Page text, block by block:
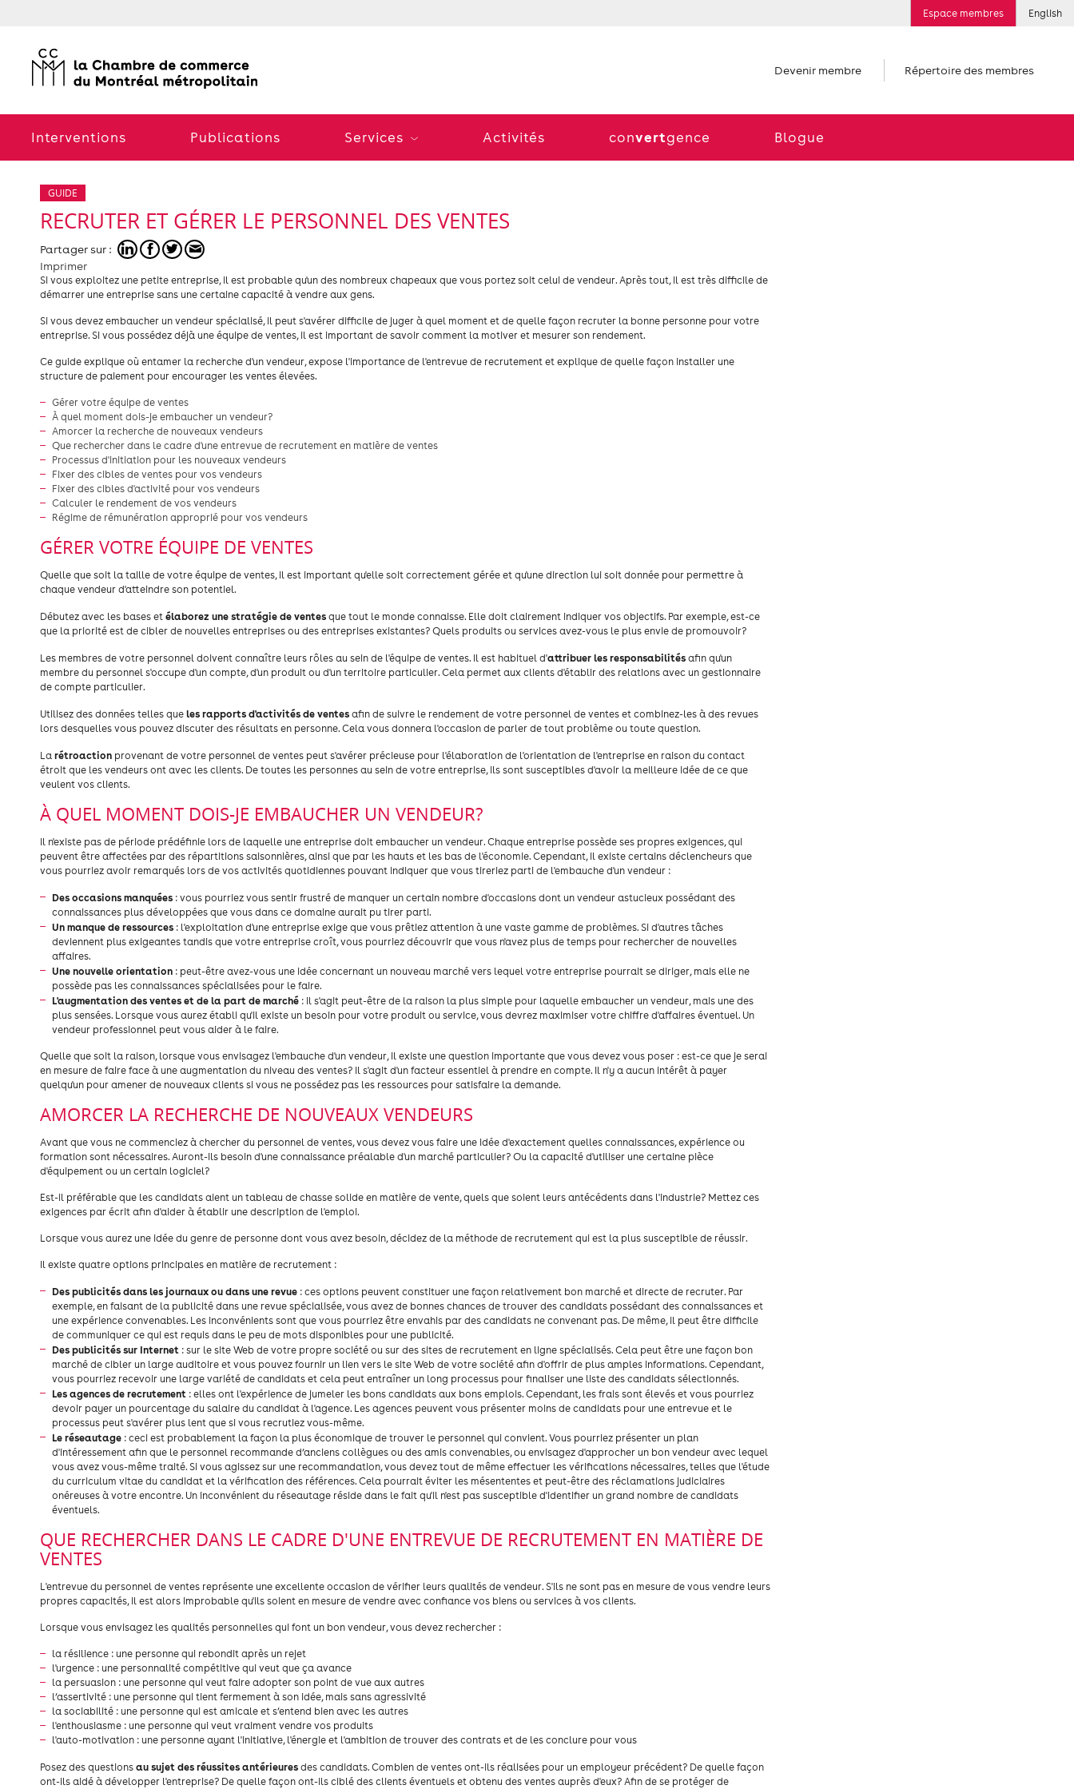
Espace membres English
Devenir membre Répertoire des membres
Interventions Publications Services Activités convertgence Blogue
GUIDE
RECRUTER ET GÉRER LE PERSONNEL DES VENTES
Partager sur :
Imprimer
Si vous exploitez une petite entreprise, il est probable qu'un des nombreux chapeaux que vous portez soit celui de vendeur. Après tout, il est très difficile de
démarrer une entreprise sans une certaine capacité à vendre aux gens.
Si vous devez embaucher un vendeur spécialisé, il peut s'avérer difficile de juger à quel moment et de quelle façon recruter la bonne personne pour votre
entreprise. Si vous possédez déjà une équipe de ventes, il est important de savoir comment la motiver et mesurer son rendement.
Ce guide explique où entamer la recherche d'un vendeur, expose l'importance de l'entrevue de recrutement et explique de quelle façon installer une
structure de paiement pour encourager les ventes élevées.
Gérer votre équipe de ventes
À quel moment dois-je embaucher un vendeur?
Amorcer la recherche de nouveaux vendeurs
Que rechercher dans le cadre d'une entrevue de recrutement en matière de ventes
Processus d'initiation pour les nouveaux vendeurs
Fixer des cibles de ventes pour vos vendeurs
Fixer des cibles d'activité pour vos vendeurs
Calculer le rendement de vos vendeurs
Régime de rémunération approprié pour vos vendeurs
GÉRER VOTRE ÉQUIPE DE VENTES
Quelle que soit la taille de votre équipe de ventes, il est important qu'elle soit correctement gérée et qu'une direction lui soit donnée pour permettre à
chaque vendeur d'atteindre son potentiel.
Débutez avec les bases et élaborez une stratégie de ventes que tout le monde connaisse. Elle doit clairement indiquer vos objectifs. Par exemple, est-ce
que la priorité est de cibler de nouvelles entreprises ou des entreprises existantes? Quels produits ou services avez-vous le plus envie de promouvoir?
Les membres de votre personnel doivent connaître leurs rôles au sein de l'équipe de ventes. Il est habituel d'attribuer les responsabilités afin qu'un
membre du personnel s'occupe d'un compte, d'un produit ou d'un territoire particulier. Cela permet aux clients d'établir des relations avec un gestionnaire
de compte particulier.
Utilisez des données telles que les rapports d'activités de ventes afin de suivre le rendement de votre personnel de ventes et combinez-les à des revues
lors desquelles vous pouvez discuter des résultats en personne. Cela vous donnera l'occasion de parler de tout problème ou toute question.
La rétroaction provenant de votre personnel de ventes peut s'avérer précieuse pour l'élaboration de l'orientation de l'entreprise en raison du contact
étroit que les vendeurs ont avec les clients. De toutes les personnes au sein de votre entreprise, ils sont susceptibles d'avoir la meilleure idée de ce que
veulent vos clients.
À QUEL MOMENT DOIS-JE EMBAUCHER UN VENDEUR?
Il n'existe pas de période prédéfinie lors de laquelle une entreprise doit embaucher un vendeur. Chaque entreprise possède ses propres exigences, qui
peuvent être affectées par des répartitions saisonnières, ainsi que par les hauts et les bas de l'économie. Cependant, il existe certains déclencheurs que
vous pourriez avoir remarqués lors de vos activités quotidiennes pouvant indiquer que vous tireriez parti de l'embauche d'un vendeur :
Des occasions manquées : vous pourriez vous sentir frustré de manquer un certain nombre d'occasions dont un vendeur astucieux possédant des
connaissances plus développées que vous dans ce domaine aurait pu tirer parti.
Un manque de ressources : l'exploitation d'une entreprise exige que vous prêtiez attention à une vaste gamme de problèmes. Si d'autres tâches
deviennent plus exigeantes tandis que votre entreprise croît, vous pourriez découvrir que vous n'avez plus de temps pour rechercher de nouvelles
affaires.
Une nouvelle orientation : peut-être avez-vous une idée concernant un nouveau marché vers lequel votre entreprise pourrait se diriger, mais elle ne
possède pas les connaissances spécialisées pour le faire.
L'augmentation des ventes et de la part de marché : il s'agit peut-être de la raison la plus simple pour laquelle embaucher un vendeur, mais une des
plus sensées. Lorsque vous aurez établi qu'il existe un besoin pour votre produit ou service, vous devrez maximiser votre chiffre d'affaires éventuel. Un
vendeur professionnel peut vous aider à le faire.
Quelle que soit la raison, lorsque vous envisagez l'embauche d'un vendeur, il existe une question importante que vous devez vous poser : est-ce que je serai
en mesure de faire face à une augmentation du niveau des ventes? Il s'agit d'un facteur essentiel à prendre en compte. Il n'y a aucun intérêt à payer
quelqu'un pour amener de nouveaux clients si vous ne possédez pas les ressources pour satisfaire la demande.
AMORCER LA RECHERCHE DE NOUVEAUX VENDEURS
Avant que vous ne commenciez à chercher du personnel de ventes, vous devez vous faire une idée d'exactement quelles connaissances, expérience ou
formation sont nécessaires. Auront-ils besoin d'une connaissance préalable d'un marché particulier? Ou la capacité d'utiliser une certaine pièce
d'équipement ou un certain logiciel?
Est-il préférable que les candidats aient un tableau de chasse solide en matière de vente, quels que soient leurs antécédents dans l'industrie? Mettez ces
exigences par écrit afin d'aider à établir une description de l'emploi.
Lorsque vous aurez une idée du genre de personne dont vous avez besoin, décidez de la méthode de recrutement qui est la plus susceptible de réussir.
Il existe quatre options principales en matière de recrutement :
Des publicités dans les journaux ou dans une revue : ces options peuvent constituer une façon relativement bon marché et directe de recruter. Par
exemple, en faisant de la publicité dans une revue spécialisée, vous avez de bonnes chances de trouver des candidats possédant des connaissances et
une expérience convenables. Les inconvénients sont que vous pourriez être envahis par des candidats ne convenant pas. De même, il peut être difficile
de communiquer ce qui est requis dans le peu de mots disponibles pour une publicité.
Des publicités sur Internet : sur le site Web de votre propre société ou sur des sites de recrutement en ligne spécialisés. Cela peut être une façon bon
marché de cibler un large auditoire et vous pouvez fournir un lien vers le site Web de votre société afin d'offrir de plus amples informations. Cependant,
vous pourriez recevoir une large variété de candidats et cela peut entraîner un long processus pour finaliser une liste des candidats sélectionnés.
Les agences de recrutement : elles ont l'expérience de jumeler les bons candidats aux bons emplois. Cependant, les frais sont élevés et vous pourriez
devoir payer un pourcentage du salaire du candidat à l'agence. Les agences peuvent vous présenter moins de candidats pour une entrevue et le
processus peut s'avérer plus lent que si vous recrutiez vous-même.
Le réseautage : ceci est probablement la façon la plus économique de trouver le personnel qui convient. Vous pourriez présenter un plan
d'intéressement afin que le personnel recommande d’anciens collègues ou des amis convenables, ou envisagez d'approcher un bon vendeur avec lequel
vous avez vous-même traité. Si vous agissez sur une recommandation, vous devez tout de même effectuer les vérifications nécessaires, telles que l'étude
du curriculum vitae du candidat et la vérification des références. Cela pourrait éviter les mésententes et peut-être des réclamations judiciaires
onéreuses à votre encontre. Un inconvénient du réseautage réside dans le fait qu'il n'est pas susceptible d'identifier un grand nombre de candidats
éventuels.
QUE RECHERCHER DANS LE CADRE D'UNE ENTREVUE DE RECRUTEMENT EN MATIÈRE DE
VENTES
L'entrevue du personnel de ventes représente une excellente occasion de vérifier leurs qualités de vendeur. S'ils ne sont pas en mesure de vous vendre leurs
propres capacités, il est alors improbable qu'ils soient en mesure de vendre avec confiance vos biens ou services à vos clients.
Lorsque vous envisagez les qualités personnelles qui font un bon vendeur, vous devez rechercher :
la résilience : une personne qui rebondit après un rejet
l'urgence : une personnalité compétitive qui veut que ça avance
la persuasion : une personne qui veut faire adopter son point de vue aux autres
l’assertivité : une personne qui tient fermement à son idée, mais sans agressivité
la sociabilité : une personne qui est amicale et s’entend bien avec les autres
l'enthousiasme : une personne qui veut vraiment vendre vos produits
l'auto-motivation : une personne ayant l'initiative, l'énergie et l'ambition de trouver des contrats et de les conclure pour vous
Posez des questions au sujet des réussites antérieures des candidats. Combien de ventes ont-ils réalisées pour un employeur précédent? De quelle façon
ont-ils aidé à développer l'entreprise? De quelle façon ont-ils ciblé des clients éventuels et obtenu des ventes auprès d'eux? Afin de se protéger de